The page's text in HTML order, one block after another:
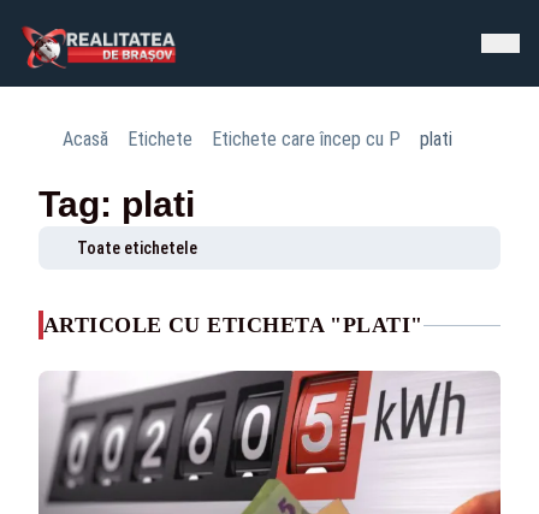
Acasă Etichete Etichete care încep cu P plati
Tag: plati
Toate etichetele
ARTICOLE CU ETICHETA "PLATI"